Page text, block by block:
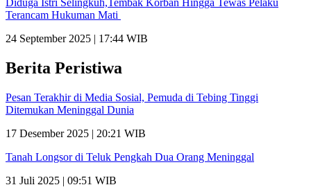
Diduga Istri Selingkuh,Tembak Korban Hingga Tewas Pelaku
Terancam Hukuman Mati
24 September 2025 | 17:44 WIB
Berita Peristiwa
Pesan Terakhir di Media Sosial, Pemuda di Tebing Tinggi
Ditemukan Meninggal Dunia
17 Desember 2025 | 20:21 WIB
Tanah Longsor di Teluk Pengkah Dua Orang Meninggal
31 Juli 2025 | 09:51 WIB